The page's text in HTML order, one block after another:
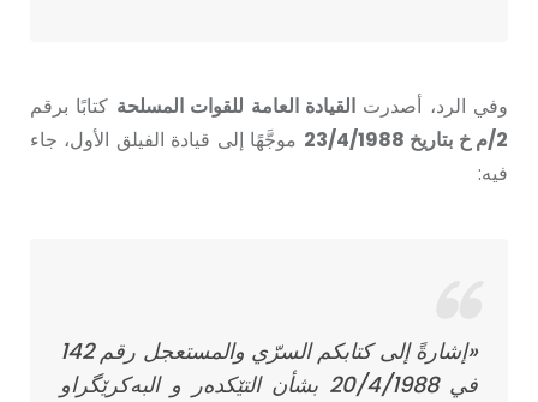
وفي الرد، أصدرتالقيادة العامة للقوات المسلحة كتابًا برقم
2/م خ بتاريخ 23/4/1988
موجَّهًا إلى قيادة الفيلق الأول، جاء
فيه:
«إشارةً إلى كتابكم السرّي والمستعجل رقم 142
في 20/4/1988 بشأن التێكدەر و البەكرێگراو